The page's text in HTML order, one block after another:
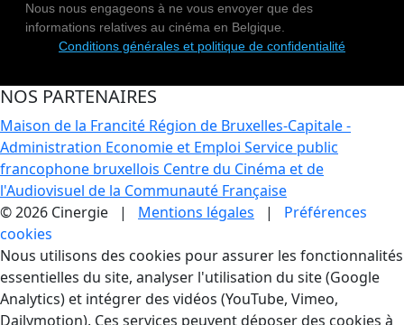
Nous nous engageons à ne vous envoyer que des
informations relatives au cinéma en Belgique.
Conditions générales et politique de confidentialité
NOS PARTENAIRES
Maison de la Francité Région de Bruxelles-Capitale -
Administration Economie et Emploi Service public
francophone bruxellois Centre du Cinéma et de
l'Audiovisuel de la Communauté Française
© 2026 Cinergie | Mentions légales | Préférences
cookies
Gestion des Cookies
Nous utilisons des cookies pour assurer les fonctionnalités
essentielles du site, analyser l'utilisation du site (Google
Analytics) et intégrer des vidéos (YouTube, Vimeo,
Dailymotion). Ces services peuvent déposer des cookies à